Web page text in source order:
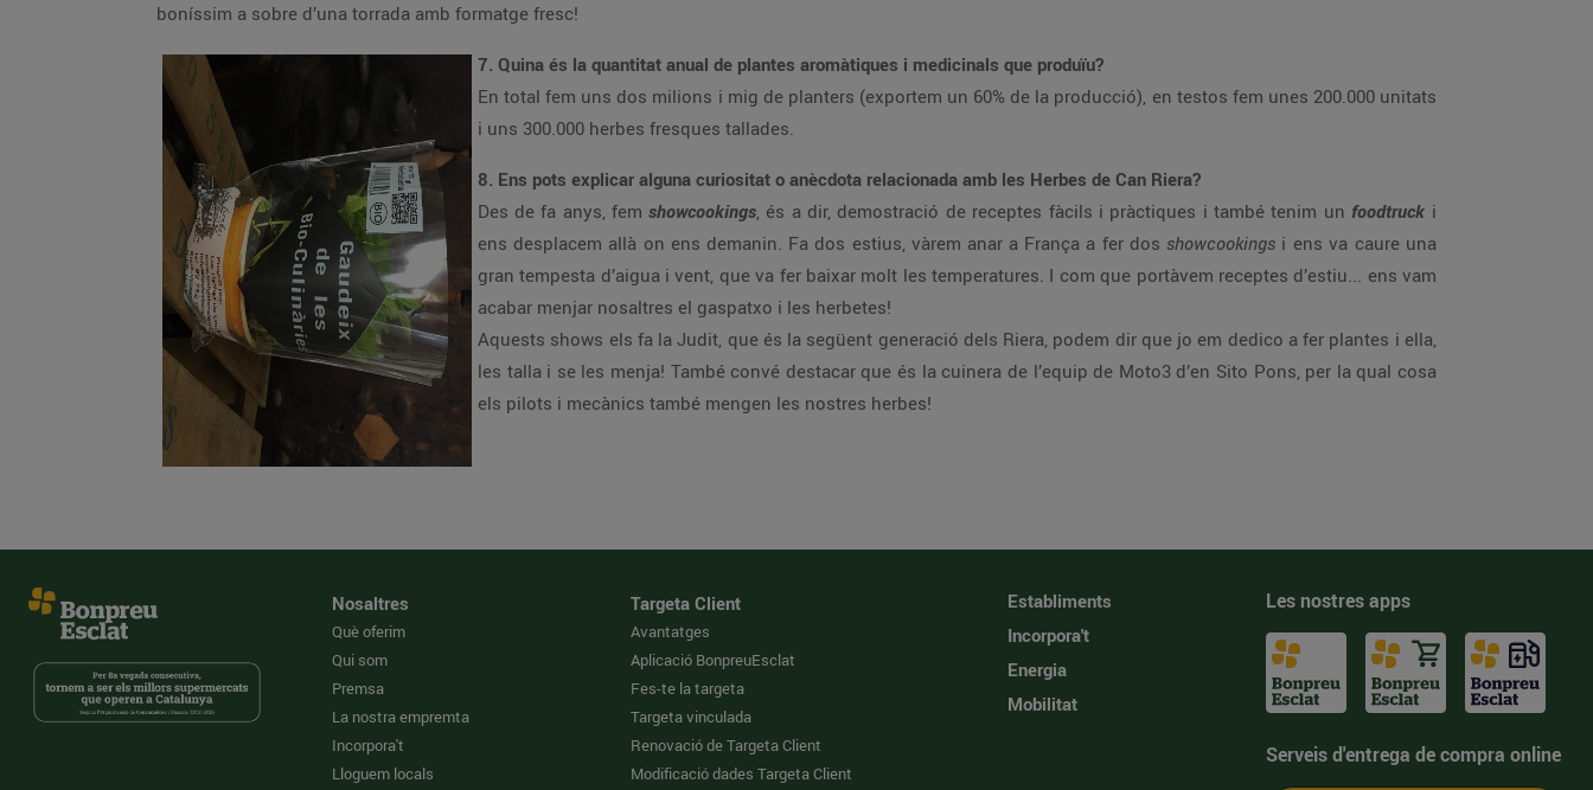
boníssim a sobre d’una torrada amb formatge fresc!
7. Quina és la quantitat anual de plantes aromàtiques i medicinals que produïu?
En total fem uns dos milions i mig de planters (exportem un 60% de la producció), en testos fem unes 200.000 unitats
i uns 300.000 herbes fresques tallades.
8. Ens pots explicar alguna curiositat o anècdota relacionada amb les Herbes de Can Riera?
Des de fa anys, fem showcookings, és a dir, demostració de receptes fàcils i pràctiques i també tenim un foodtruck i
ens desplacem allà on ens demanin. Fa dos estius, vàrem anar a França a fer dos showcookings i ens va caure una
gran tempesta d’aigua i vent, que va fer baixar molt les temperatures. I com que portàvem receptes d’estiu... ens vam
acabar menjar nosaltres el gaspatxo i les herbetes!
Aquests shows els fa la Judit, que és la següent generació dels Riera, podem dir que jo em dedico a fer plantes i ella,
les talla i se les menja! També convé destacar que és la cuinera de l’equip de Moto3 d’en Sito Pons, per la qual cosa
els pilots i mecànics també mengen les nostres herbes!
Nosaltres
Què oferim
Qui som
Premsa
La nostra empremta
Incorpora't
Lloguem locals
Targeta Client
Avantatges
Aplicació BonpreuEsclat
Fes-te la targeta
Targeta vinculada
Renovació de Targeta Client
Modificació dades Targeta Client
Establiments
Incorpora't
Energia
Mobilitat
Les nostres apps
Serveis d'entrega de compra online